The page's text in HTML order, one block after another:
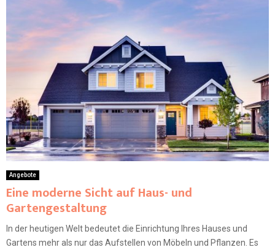
Angebote
Eine moderne Sicht auf Haus- und
Gartengestaltung
In der heutigen Welt bedeutet die Einrichtung Ihres Hauses und
Gartens mehr als nur das Aufstellen von Möbeln und Pflanzen. Es